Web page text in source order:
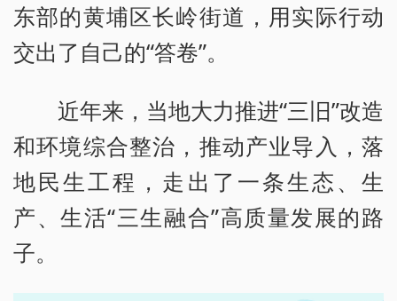
东部的黄埔区长岭街道，用实际行动
交出了自己的“答卷”。
近年来，当地大力推进“三旧”改造
和环境综合整治，推动产业导入，落
地民生工程，走出了一条生态、生
产、生活“三生融合”高质量发展的路
子。